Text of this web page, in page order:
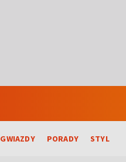
GWIAZDY PORADY STYL